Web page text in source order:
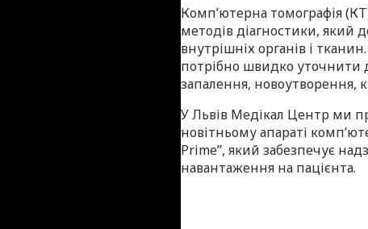
Комп’ютерна томографія
методів діагностики, який
внутрішніх органів і
потрібно швидко уточнити
запалення, новоутворення,
У Львів Медікал Центр ми
новітньому апараті
Prime”, який забезпечує
навантаження на пацієнта.